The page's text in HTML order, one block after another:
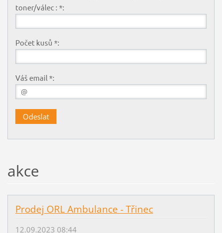
toner/válec : *:
Počet kusů *:
Váš email *:
akce
Prodej ORL Ambulance - Třinec
12.09.2023 08:44